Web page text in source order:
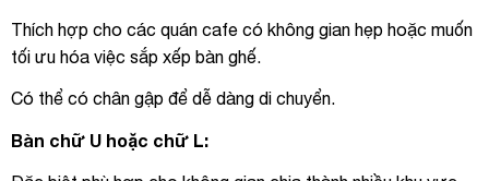
Thích hợp cho các quán cafe có không gian hẹp hoặc muốn
tối ưu hóa việc sắp xếp bàn ghế.
Có thể có chân gập để dễ dàng di chuyển.
Bàn chữ U hoặc chữ L: